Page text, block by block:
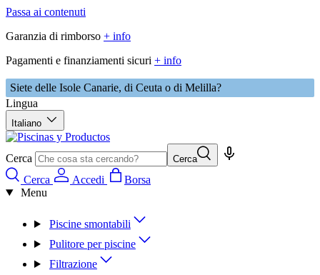
Passa ai contenuti
Garanzia di rimborso + info
Pagamenti e finanziamenti sicuri + info
Siete delle Isole Canarie, di Ceuta o di Melilla?
Lingua
Italiano
Cerca Cerca
Cerca Accedi
Borsa
Menu
Piscine smontabili
Pulitore per piscine
Filtrazione